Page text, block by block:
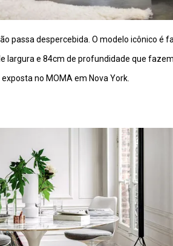
passa despercebida. O modelo icônico é
largura e 84cm de profundidade que
no MOMA em Nova York.